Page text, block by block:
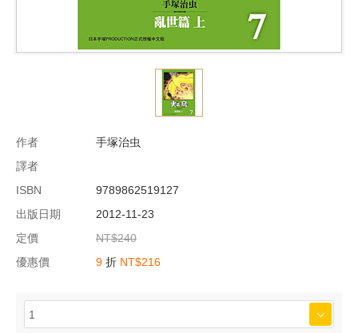
作者
手塚治虫
譯者
ISBN
9789862519127
出版日期
2012-11-23
定價
NT$240
優惠價
9 折 NT$216